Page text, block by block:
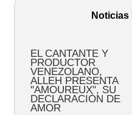
Noticias
EL CANTANTE Y
PRODUCTOR
VENEZOLANO,
ALLEH PRESENTA
"AMOUREUX", SU
DECLARACIÓN DE
AMOR